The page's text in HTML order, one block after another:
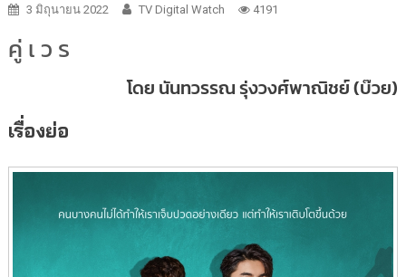
3 มิถุนายน 2022 TV Digital Watch 4191
คู่ เ ว ร
โดย นันทวรรณ รุ่งวงศ์พาณิชย์(บ๊วย)
เรื่องย่อ